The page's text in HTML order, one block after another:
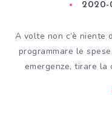
2020-
A volte non c’è niente
programmare le
emergenze, tirare la